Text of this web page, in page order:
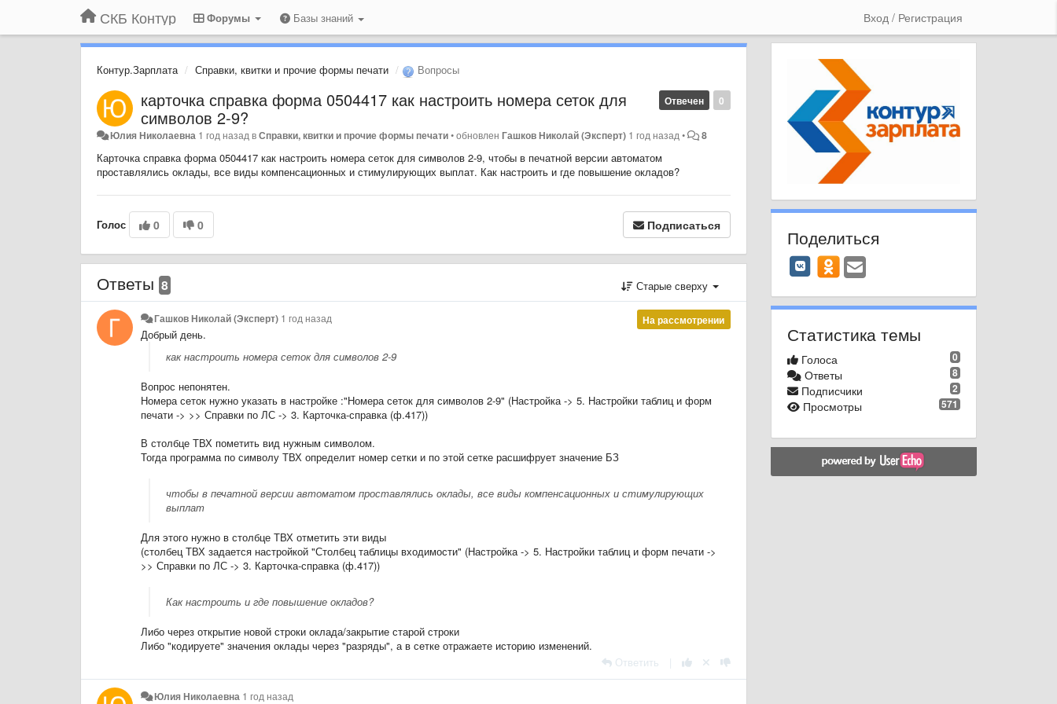
СКБ Контур Форумы Базы знаний Вход / Регистрация
Контур.Зарплата Справки, квитки и прочие формы печати Вопросы
0
Отвечен
карточка справка форма 0504417 как настроить номера сеток для
символов 2-9?
Юлия Николаевна 1 год назад вСправки, квитки и прочие формы печати•обновленГашков Николай (Эксперт) 1 год назад • 8
Карточка справка форма 0504417 как настроить номера сеток для символов 2-9, чтобы в печатной версии автоматом
проставлялись оклады, все виды компенсационных и стимулирующих выплат. Как настроить и где повышение окладов?
Голос 0 0 Подписаться
Ответы 8 Старые сверху
На рассмотрении
Гашков Николай (Эксперт) 1 год назад
Добрый день.
как настроить номера сеток для символов 2-9
Вопрос непонятен.
Номера сеток нужно указать в настройке :"Номера сеток для символов 2-9" (Настройка -> 5. Настройки таблиц и форм
печати -> >> Справки по ЛС -> 3. Карточка-справка (ф.417))
В столбце ТВХ пометить вид нужным символом.
Тогда программа по символу ТВХ определит номер сетки и по этой сетке расшифрует значение БЗ
чтобы в печатной версии автоматом проставлялись оклады, все виды компенсационных и стимулирующих
выплат
Для этого нужно в столбце ТВХ отметить эти виды
(столбец ТВХ задается настройкой "Столбец таблицы входимости" (Настройка -> 5. Настройки таблиц и форм печати ->
>> Справки по ЛС -> 3. Карточка-справка (ф.417))
Как настроить и где повышение окладов?
Либо через открытие новой строки оклада/закрытие старой строки
Либо "кодируете" значения оклады через "разряды", а в сетке отражаете историю изменений.
Ответить
Юлия Николаевна 1 год назад
Поделиться
Статистика темы
0
Голоса
8
Ответы
2
Подписчики
571
Просмотры